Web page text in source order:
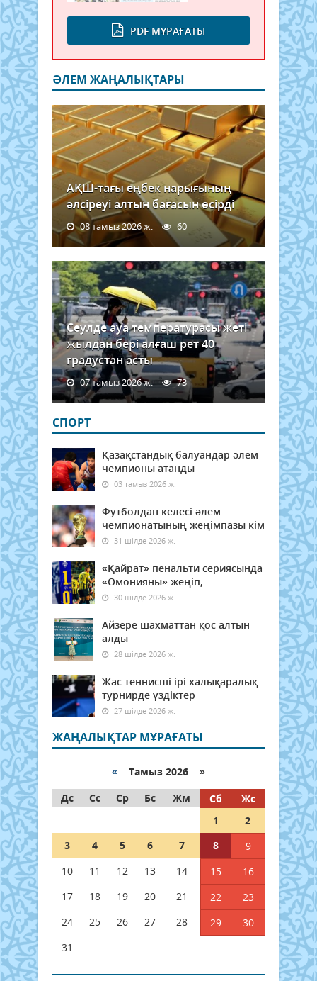
PDF МҰРАҒАТЫ
ӘЛЕМ ЖАҢАЛЫҚТАРЫ
АҚШ-тағы еңбек нарығының
әлсіреуі алтын бағасын өсірді
08 тамыз 2026 ж. 60
Сеулде ауа температурасы жеті
жылдан бері алғаш рет 40
градустан асты
07 тамыз 2026 ж. 73
СПОРТ
Қазақстандық балуандар әлем
чемпионы атанды
03 тамыз 2026 ж.
Футболдан келесі әлем
чемпионатының жеңімпазы кім
31 шілде 2026 ж.
«Қайрат» пенальти сериясында
«Омонияны» жеңіп,
30 шілде 2026 ж.
Айзере шахматтан қос алтын
алды
28 шілде 2026 ж.
Жас теннисші ірі халықаралық
турнирде үздіктер
27 шілде 2026 ж.
ЖАҢАЛЫҚТАР МҰРАҒАТЫ
« Тамыз 2026 »
Дс
Сс Ср Бс Жм Сб
Жс
1
2
3
4 5 6 7 8
9
10
11 12 13 14 15
16
17
18 19 20 21 22
23
24
25 26 27 28 29
30
31